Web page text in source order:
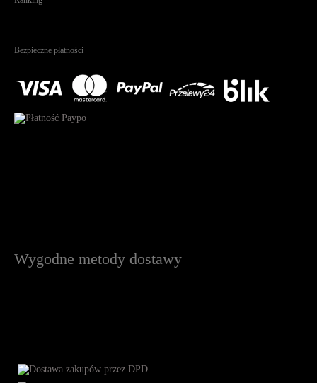
Bezpieczne płatności
Wygodne metody dostawy